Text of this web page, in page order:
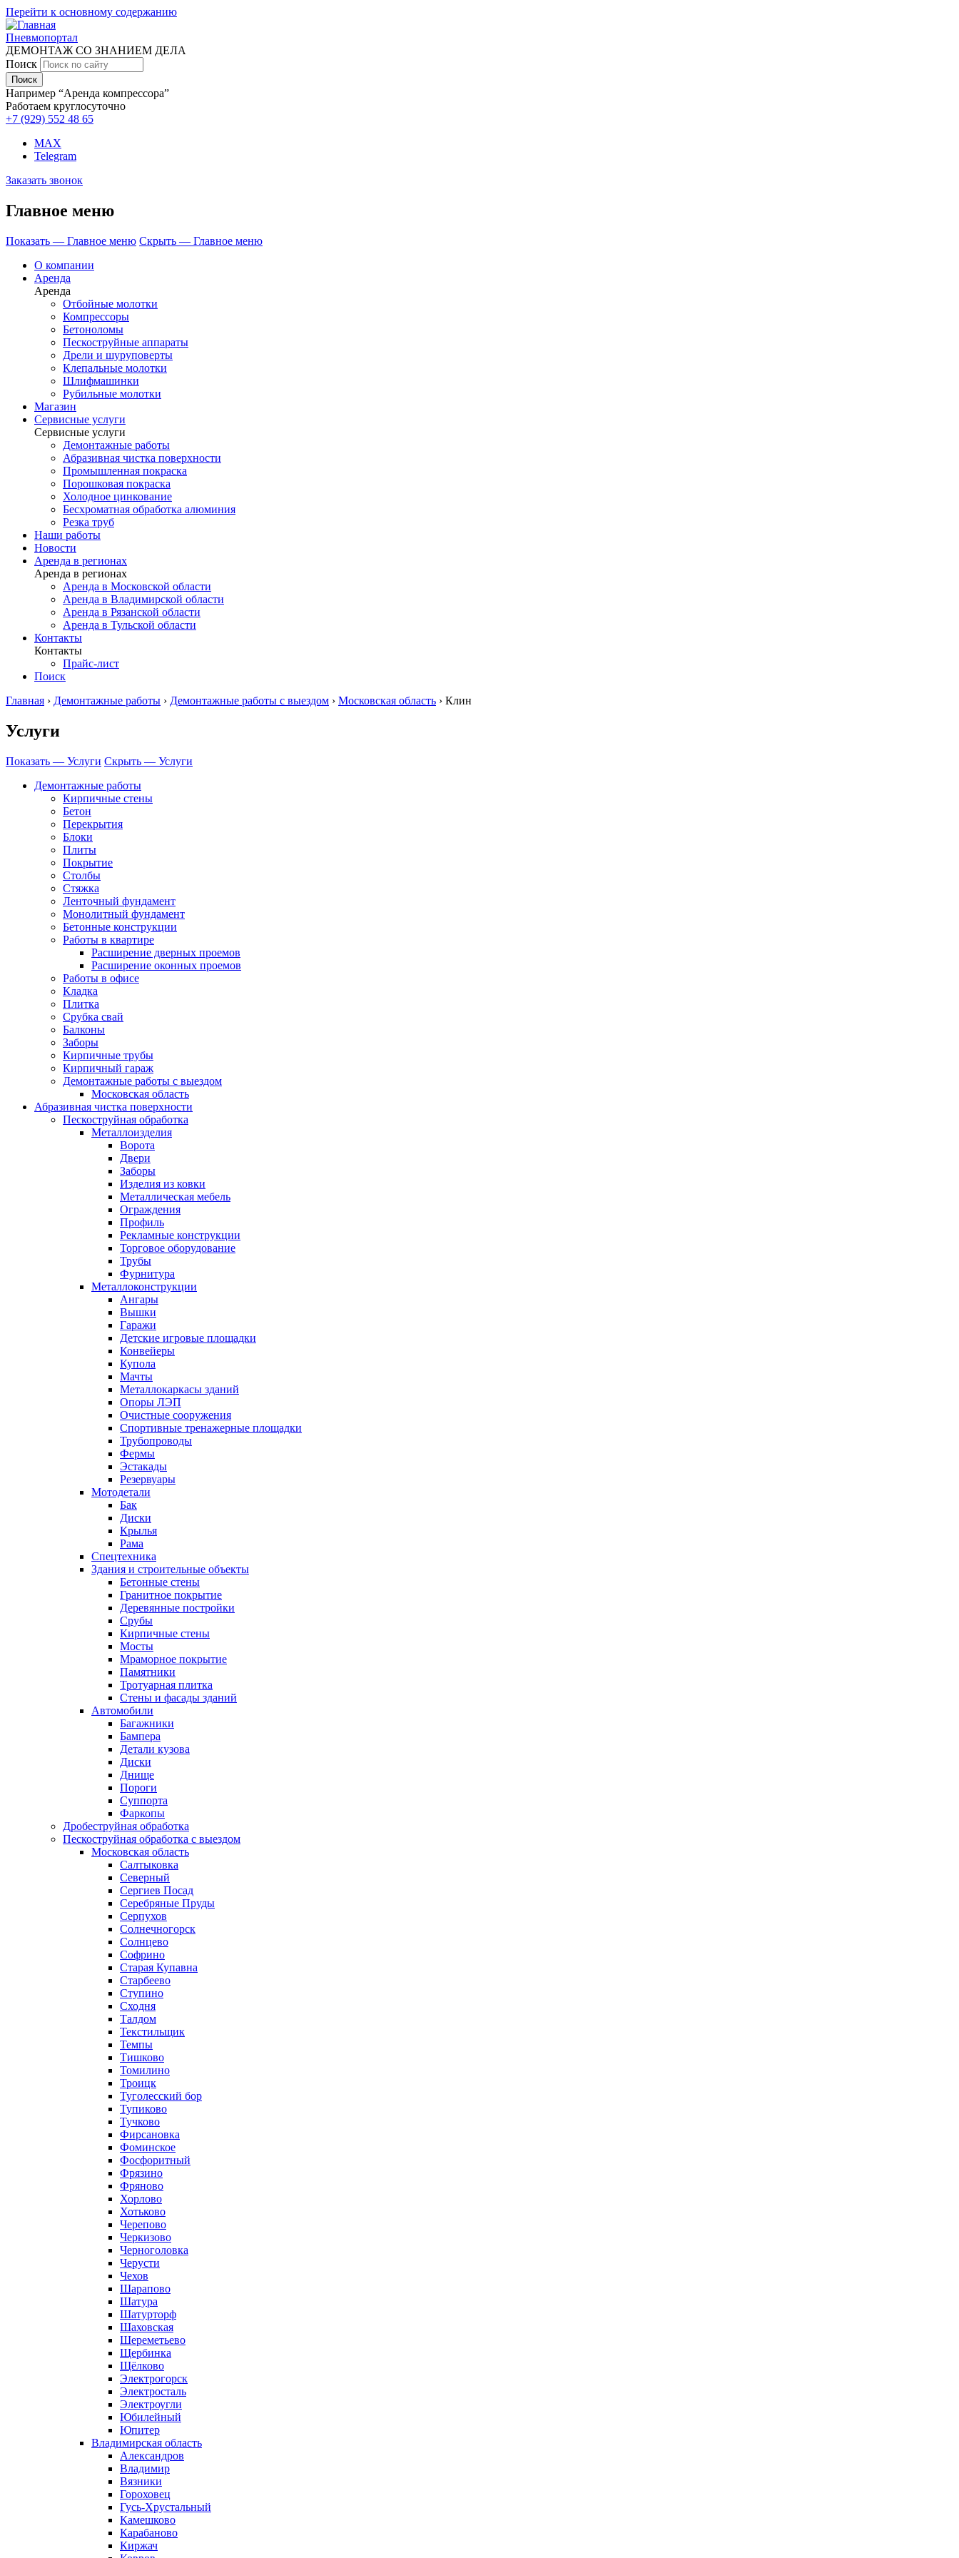
Перейти к основному содержанию
Пневмопортал
ДЕМОНТАЖ СО ЗНАНИЕМ ДЕЛА
Поиск
Например “Аренда компрессора”
Работаем круглосуточно
+7 (929) 552 48 65
MAX
Telegram
Заказать звонок
Главное меню
Показать — Главное меню Скрыть — Главное меню
О компании
Аренда
Аренда
Отбойные молотки
Компрессоры
Бетоноломы
Пескоструйные аппараты
Дрели и шуруповерты
Клепальные молотки
Шлифмашинки
Рубильные молотки
Магазин
Сервисные услуги
Сервисные услуги
Демонтажные работы
Абразивная чистка поверхности
Промышленная покраска
Порошковая покраска
Холодное цинкование
Бесхроматная обработка алюминия
Резка труб
Наши работы
Новости
Аренда в регионах
Аренда в регионах
Аренда в Московской области
Аренда в Владимирской области
Аренда в Рязанской области
Аренда в Тульской области
Контакты
Контакты
Прайс-лист
Поиск
Главная › Демонтажные работы › Демонтажные работы с выездом › Московская область › Клин
Услуги
Показать — Услуги Скрыть — Услуги
Демонтажные работы
Кирпичные стены
Бетон
Перекрытия
Блоки
Плиты
Покрытие
Столбы
Стяжка
Ленточный фундамент
Монолитный фундамент
Бетонные конструкции
Работы в квартире
Расширение дверных проемов
Расширение оконных проемов
Работы в офисе
Кладка
Плитка
Срубка свай
Балконы
Заборы
Кирпичные трубы
Кирпичный гараж
Демонтажные работы с выездом
Московская область
Абразивная чистка поверхности
Пескоструйная обработка
Металлоизделия
Ворота
Двери
Заборы
Изделия из ковки
Металлическая мебель
Ограждения
Профиль
Рекламные конструкции
Торговое оборудование
Трубы
Фурнитура
Металлоконструкции
Ангары
Вышки
Гаражи
Детские игровые площадки
Конвейеры
Купола
Мачты
Металлокаркасы зданий
Опоры ЛЭП
Очистные сооружения
Спортивные тренажерные площадки
Трубопроводы
Фермы
Эстакады
Резервуары
Мотодетали
Бак
Диски
Крылья
Рама
Спецтехника
Здания и строительные объекты
Бетонные стены
Гранитное покрытие
Деревянные постройки
Срубы
Кирпичные стены
Мосты
Мраморное покрытие
Памятники
Тротуарная плитка
Стены и фасады зданий
Автомобили
Багажники
Бампера
Детали кузова
Диски
Днище
Пороги
Суппорта
Фаркопы
Дробеструйная обработка
Пескоструйная обработка с выездом
Московская область
Салтыковка
Северный
Сергиев Посад
Серебряные Пруды
Серпухов
Солнечногорск
Солнцево
Софрино
Старая Купавна
Старбеево
Ступино
Сходня
Талдом
Текстильщик
Темпы
Тишково
Томилино
Троицк
Туголесский бор
Тупиково
Тучково
Фирсановка
Фоминское
Фосфоритный
Фрязино
Фряново
Хорлово
Хотьково
Черепово
Черкизово
Черноголовка
Черусти
Чехов
Шарапово
Шатура
Шатурторф
Шаховская
Шереметьево
Щербинка
Щёлково
Электрогорск
Электросталь
Электроугли
Юбилейный
Юпитер
Владимирская область
Александров
Владимир
Вязники
Гороховец
Гусь-Хрустальный
Камешково
Карабаново
Киржач